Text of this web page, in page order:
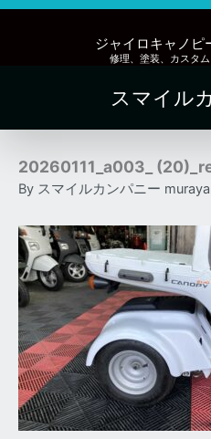
内
ッ
ジャイロキャノピ
修理、塗装、カスタ
スマイル
20260111_a003_
By スマイルカンパニー